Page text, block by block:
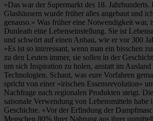
»Das war der Supermarkt des 18.
Glashäusern wurde früher alles angebaut und
genauso.« Was früher eine Notwendigkeit war,
Dunleath eine Lebenseinstellung. Sie ist
und schwört auf einen Anbau, wie er vor 300
»Es ist so interessant, wenn man ein bisschen
zu den Leuten immer, sie sollen in der
um sich Inspiration zu holen, anstatt im
Technologien. Schaut, was eure Vorfahren
spricht von einer »irischen Essensrevolution«
Nachfrage nach regionalen Produkten steigt.
saisonale Verwendung von Lebensmitteln habe
Geschichte. »Vor der Erfindung der
Menschen 80% ihrer Nahrung aus ihrer